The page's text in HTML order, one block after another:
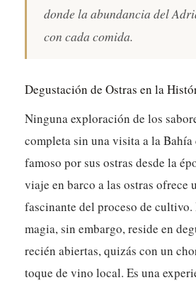
donde la abundancia del
con cada comida.
Degustación de Ostras en la
Ninguna exploración de los
completa sin una visita a la
famoso por sus ostras desde la
viaje en barco a las ostras ofrece
fascinante del proceso de cultivo.
magia, sin embargo, reside en
recién abiertas, quizás con un
toque de vino local. Es una